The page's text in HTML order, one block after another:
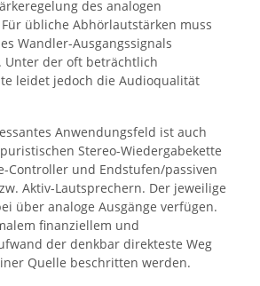
des analogen
übliche Abhörlautstärken muss
Wandler-Ausgangssignals
Unter der oft beträchtlich
leidet jedoch die Audioqualität
Anwendungsfeld ist auch
Stereo-Wiedergabekette
Controller und Endstufen/passiven
Aktiv-Lautsprechern. Der jeweilige
über analoge Ausgänge verfügen.
finanziellem und
der denkbar direkteste Weg
Quelle beschritten werden.